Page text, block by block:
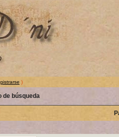
)
de búsqueda